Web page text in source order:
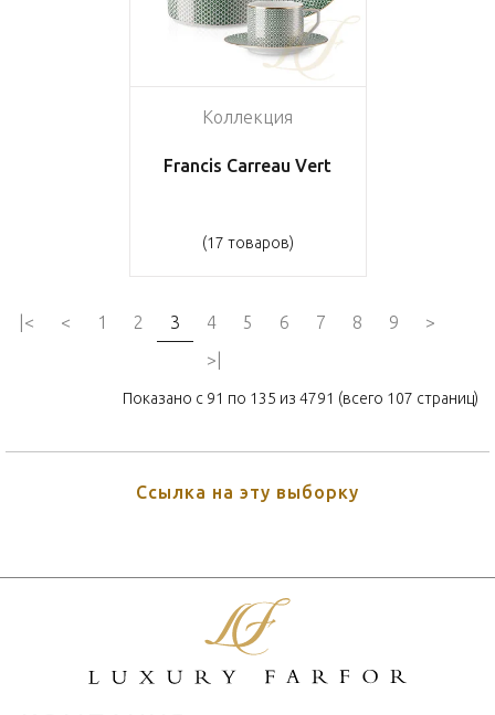
Коллекция
Francis Carreau Vert
(17 товаров)
|< < 1 2 3 4 5 6 7 8 9
>
>|
Показано с 91 по 135 из 4791 (всего 107 страниц)
Ссылка на эту выборку